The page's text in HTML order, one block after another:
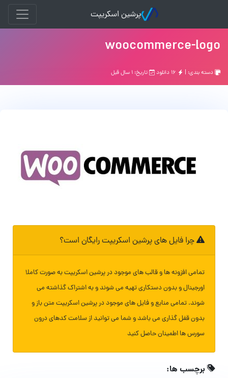
پرشین اسکریپت
woocommerce-logo
دسته بندی: | تاریخ: ۱ سال قبل
چرا فایل های پرشین اسکریپت رایگان است؟
تمامی افزونه ها و قالب های موجود در پرشین اسکریپت به صورت کاملا
اورجینال و بدون دستکاری تهیه می شوند و به اشتراک گذاشته می
شوند. تمامی منابع و فایل های موجود در پرشین اسکریپت متن باز و
بدون قفل گذاری می باشد و شما می توانید از سلامت کدهای درون
سورس ها اطمینان حاصل کنید
برچسب ها: